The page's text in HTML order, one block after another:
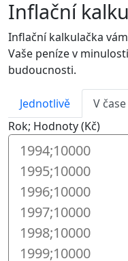
Inflační
Inflační kalkulačka
Vaše peníze v
budoucnosti.
Jednotlivě
V čase
Rok; Hodnoty (Kč)